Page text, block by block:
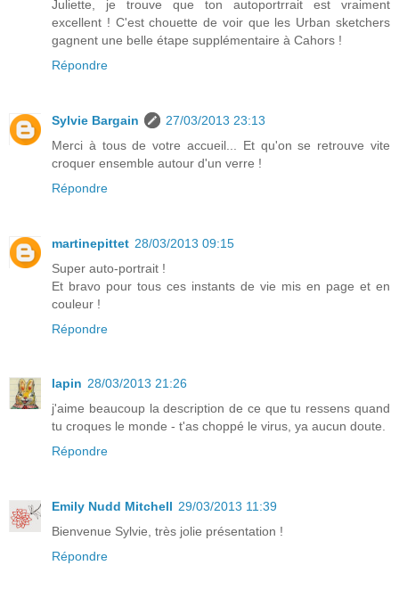
Juliette, je trouve que ton autoportrrait est vraiment
excellent ! C'est chouette de voir que les Urban sketchers
gagnent une belle étape supplémentaire à Cahors !
Répondre
Sylvie Bargain
27/03/2013 23:13
Merci à tous de votre accueil... Et qu'on se retrouve vite
croquer ensemble autour d'un verre !
Répondre
martinepittet 28/03/2013 09:15
Super auto-portrait !
Et bravo pour tous ces instants de vie mis en page et en
couleur !
Répondre
lapin 28/03/2013 21:26
j'aime beaucoup la description de ce que tu ressens quand
tu croques le monde - t'as choppé le virus, ya aucun doute.
Répondre
Emily Nudd Mitchell 29/03/2013 11:39
Bienvenue Sylvie, très jolie présentation !
Répondre